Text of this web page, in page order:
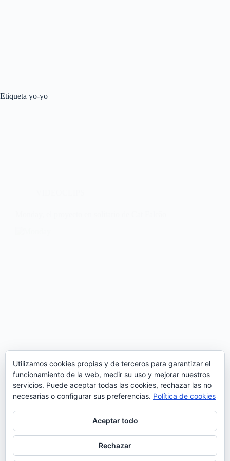
Etiqueta yo-yo
Cat Falcão es una de las dos componentes del dúo
folk portugués Golden Slumbers junto a su hermana
Utilizamos cookies propias y de terceros para garantizar el
funcionamiento de la web, medir su uso y mejorar nuestros
servicios. Puede aceptar todas las cookies, rechazar las no
necesarias o configurar sus preferencias. Política de cookies
Aceptar todo
Rechazar